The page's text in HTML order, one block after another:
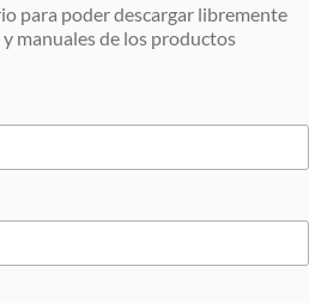
para poder descargar libremente
manuales de los productos